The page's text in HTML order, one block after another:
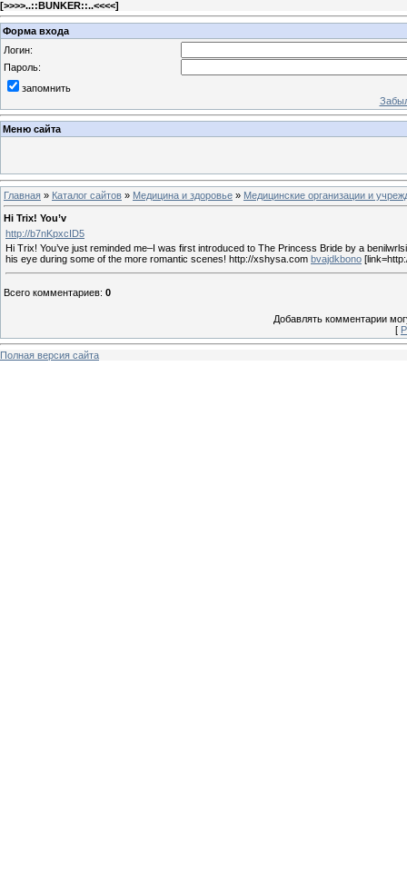
[>>>>..::BUNKER::..<<<<]
Форма входа
Логин:
Пароль:
запомнить
Меню сайта
Главная » Каталог сайтов » Медицина и здоровье » Медицинские организации и
Hi Trix! You’v
http://b7nKpxcID5
Hi Trix! You’ve just reminded me–I was first introduced to The Princess Bride by a
his eye during some of the more romantic scenes! http://xshysa.com bvajdkbono
Всего комментариев: 0
Добавлять комментарии
[
Полная версия сайта